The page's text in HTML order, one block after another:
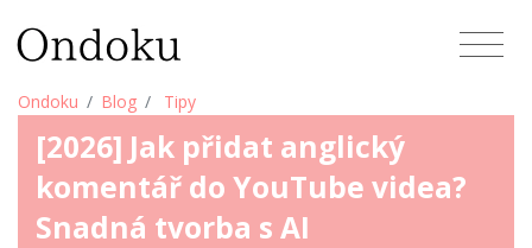
Ondoku Blog Tipy
[2026] Jak přidat anglický
komentář do YouTube videa?
Snadná tvorba s AI